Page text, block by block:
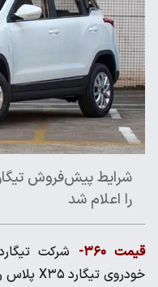
را اعلام شد
قیمت ۳۶۰-
شرکت